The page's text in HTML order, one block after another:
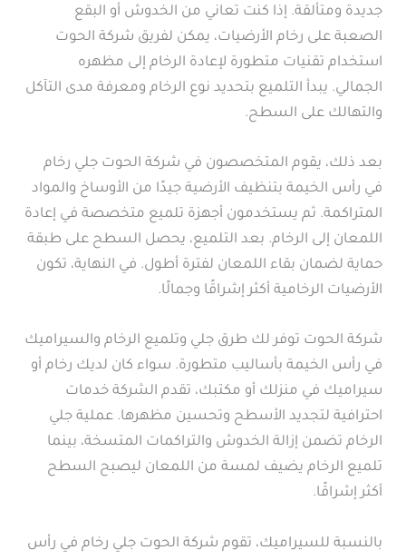
جديدة ومتألقة. إذا كنت تعاني من الخدوش أو البقع
الصعبة على رخام الأرضيات، يمكن لفريق شركة الحوت
استخدام تقنيات متطورة لإعادة الرخام إلى مظهره
الجمالي. يبدأ التلميع بتحديد نوع الرخام ومعرفة مدى التآكل
والتهالك على السطح.
بعد ذلك، يقوم المتخصصون في شركة الحوت جلي رخام
في رأس الخيمة بتنظيف الأرضية جيدًا من الأوساخ والمواد
المتراكمة. ثم يستخدمون أجهزة تلميع متخصصة في إعادة
اللمعان إلى الرخام. بعد التلميع، يحصل السطح على طبقة
حماية لضمان بقاء اللمعان لفترة أطول. في النهاية، تكون
الأرضيات الرخامية أكثر إشراقًا وجمالًا.
شركة الحوت توفر لك طرق جلي وتلميع الرخام والسيراميك
في رأس الخيمة بأساليب متطورة. سواء كان لديك رخام أو
سيراميك في منزلك أو مكتبك، تقدم الشركة خدمات
احترافية لتجديد الأسطح وتحسين مظهرها. عملية جلي
الرخام تضمن إزالة الخدوش والتراكمات المتسخة، بينما
تلميع الرخام يضيف لمسة من اللمعان ليصبح السطح
أكثر إشراقًا.
بالنسبة للسيراميك، تقوم شركة الحوت جلي رخام في رأس